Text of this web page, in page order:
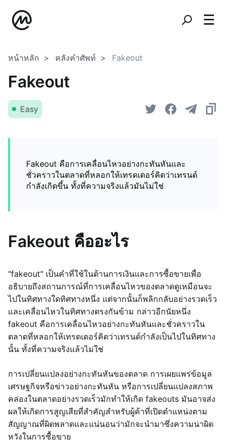
หน้าหลัก คลังคำศัพท์ Fakeout
Fakeout
Easy
Fakeout คือการเคลื่อนไหวอย่างกะทันหันและ
ชั่วคราวในตลาดที่หลอกให้เทรดเดอร์คิดว่าเทรนด์
กำลังเกิดขึ้น ทั้งที่ความจริงแล้วมันไม่ใช่
Fakeout คืออะไร
"fakeout" เป็นคำที่ใช้ในด้านการเงินและการซื้อขายเพื่อ
อธิบายถึงสถานการณ์ที่การเคลื่อนไหวของตลาดดูเหมือนจะ
ไปในทิศทางใดทิศทางหนึ่ง แต่จากนั้นก็พลิกกลับอย่างรวดเร็ว
และเคลื่อนไหวในทิศทางตรงกันข้าม กล่าวอีกนัยหนึ่ง
fakeout คือการเคลื่อนไหวอย่างกะทันหันและชั่วคราวใน
ตลาดที่หลอกให้เทรดเดอร์คิดว่าเทรนด์กำลังเป็นไปในทิศทาง
นั้น ทั้งที่ความจริงแล้วไม่ใช่
การเปลี่ยนแปลงอย่างกะทันหันของตลาด การเผยแพร่ข้อมูล
เศรษฐกิจหรือข่าวอย่างกะทันหัน หรือการเปลี่ยนแปลงสภาพ
คล่องในตลาดอย่างรวดเร็วมักทำให้เกิด fakeouts มันอาจส่ง
ผลให้เกิดการสูญเสียที่สำคัญสำหรับผู้ค้าที่เปิดตำแหน่งตาม
สัญญาณที่ผิดพลาดและแน่นอนว่ามักจะนำมาซึ่งความน่าผิด
หวังในการซื้อขาย